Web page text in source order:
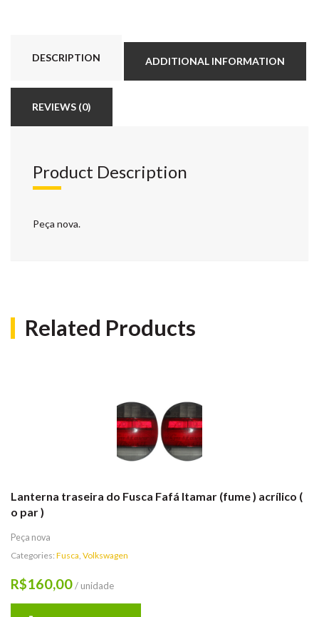
DESCRIPTION ADDITIONAL INFORMATION
REVIEWS (0)
Product Description
Peça nova.
Related Products
Lanterna traseira do Fusca Fafá Itamar (fume ) acrílico (
o par )
Peça nova
Categories: Fusca Volkswagen
R$160,00/ unidade